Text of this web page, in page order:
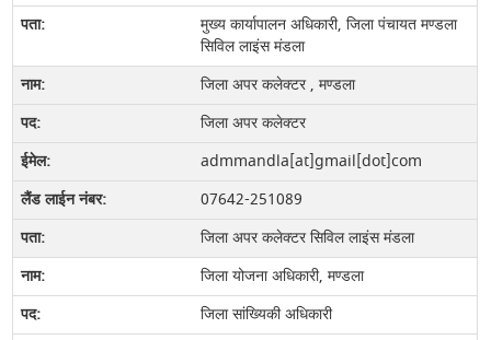
मुख्य कार्यापालन अधिकारी, जिला पंचायत मण्डला
सिविल लाइंस मंडला
जिला अपर कलेक्‍टर , मण्‍डला
जिला अपर कलेक्टर
admmandla[at]gmail[dot]com
07642-251089
जिला अपर कलेक्टर सिविल लाइंस मंडला
जिला योजना अधिकारी, मण्‍डला
जिला सांख्यिकी अधिकारी